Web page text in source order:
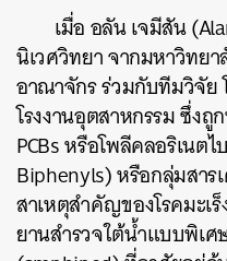
เมื่อ อลัน เจมีสัน
นิเวศวิทยา จากมหาวิทย
อาณาจักร ร่วมกับทีมวิจั
โรงงานอุตสาหกรรม ซึ่ง
PCBs หรือโพลีคลอริเนต
Biphenyls) หรือกลุ่มสาร
สาเหตุสำคัญของโรคมะเ
ยานสำรวจใต้น้ำแบบพิเศ